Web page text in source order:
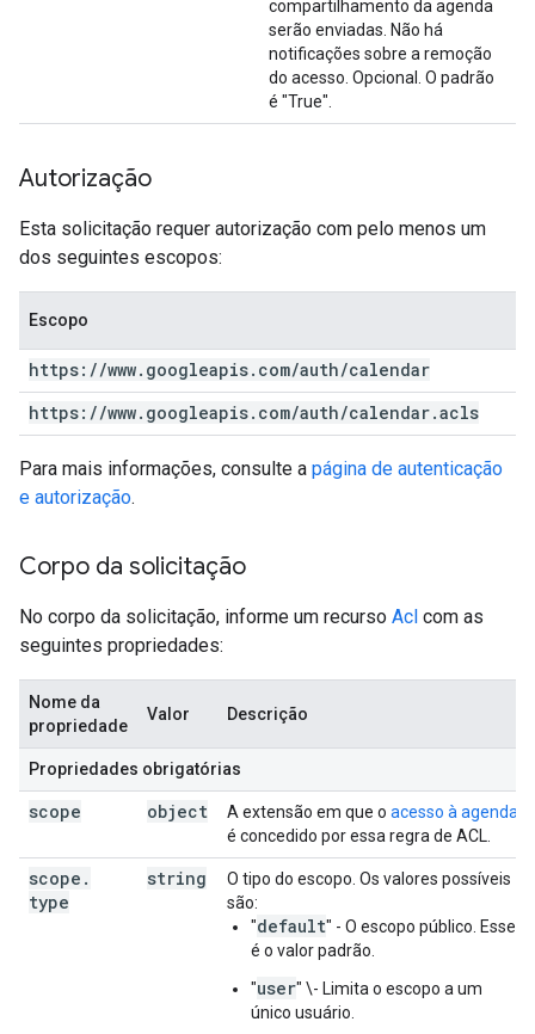
compartilhamento da agenda
serão enviadas. Não há
notificações sobre a remoção
do acesso. Opcional. O padrão
é "True".
Autorização
Esta solicitação requer autorização com pelo menos um
dos seguintes escopos:
Escopo
https: //www. googleapis. com/auth/calendar
https: //www. googleapis. com/auth/calendar.acls
Para mais informações, consulte a página de autenticação
e autorização.
Corpo da solicitação
No corpo da solicitação, informe um recurso Acl com as
seguintes propriedades:
Nome da
propriedade
Valor Descrição
Propriedades obrigatórias
scope object A extensão em que o acesso à agenda
é concedido por essa regra de ACL.
scope .
type
string
O tipo do escopo. Os valores possíveis
são:
"default" - O escopo público. Esse
é o valor padrão.
"user" \- Limita o escopo a um
único usuário.